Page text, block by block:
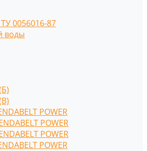
0056016-87
воды
POWER
POWER
POWER
POWER